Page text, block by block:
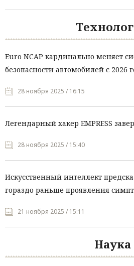
Euro NCAP кардинально меняет
безопасности автомобилей с 2026
28 ноября 2025 / 16:15
Легендарный хакер EMPRESS
28 ноября 2025 / 15:40
Искусственный интеллект
гораздо раньше проявления
21 ноября 2025 / 15:11
Наука